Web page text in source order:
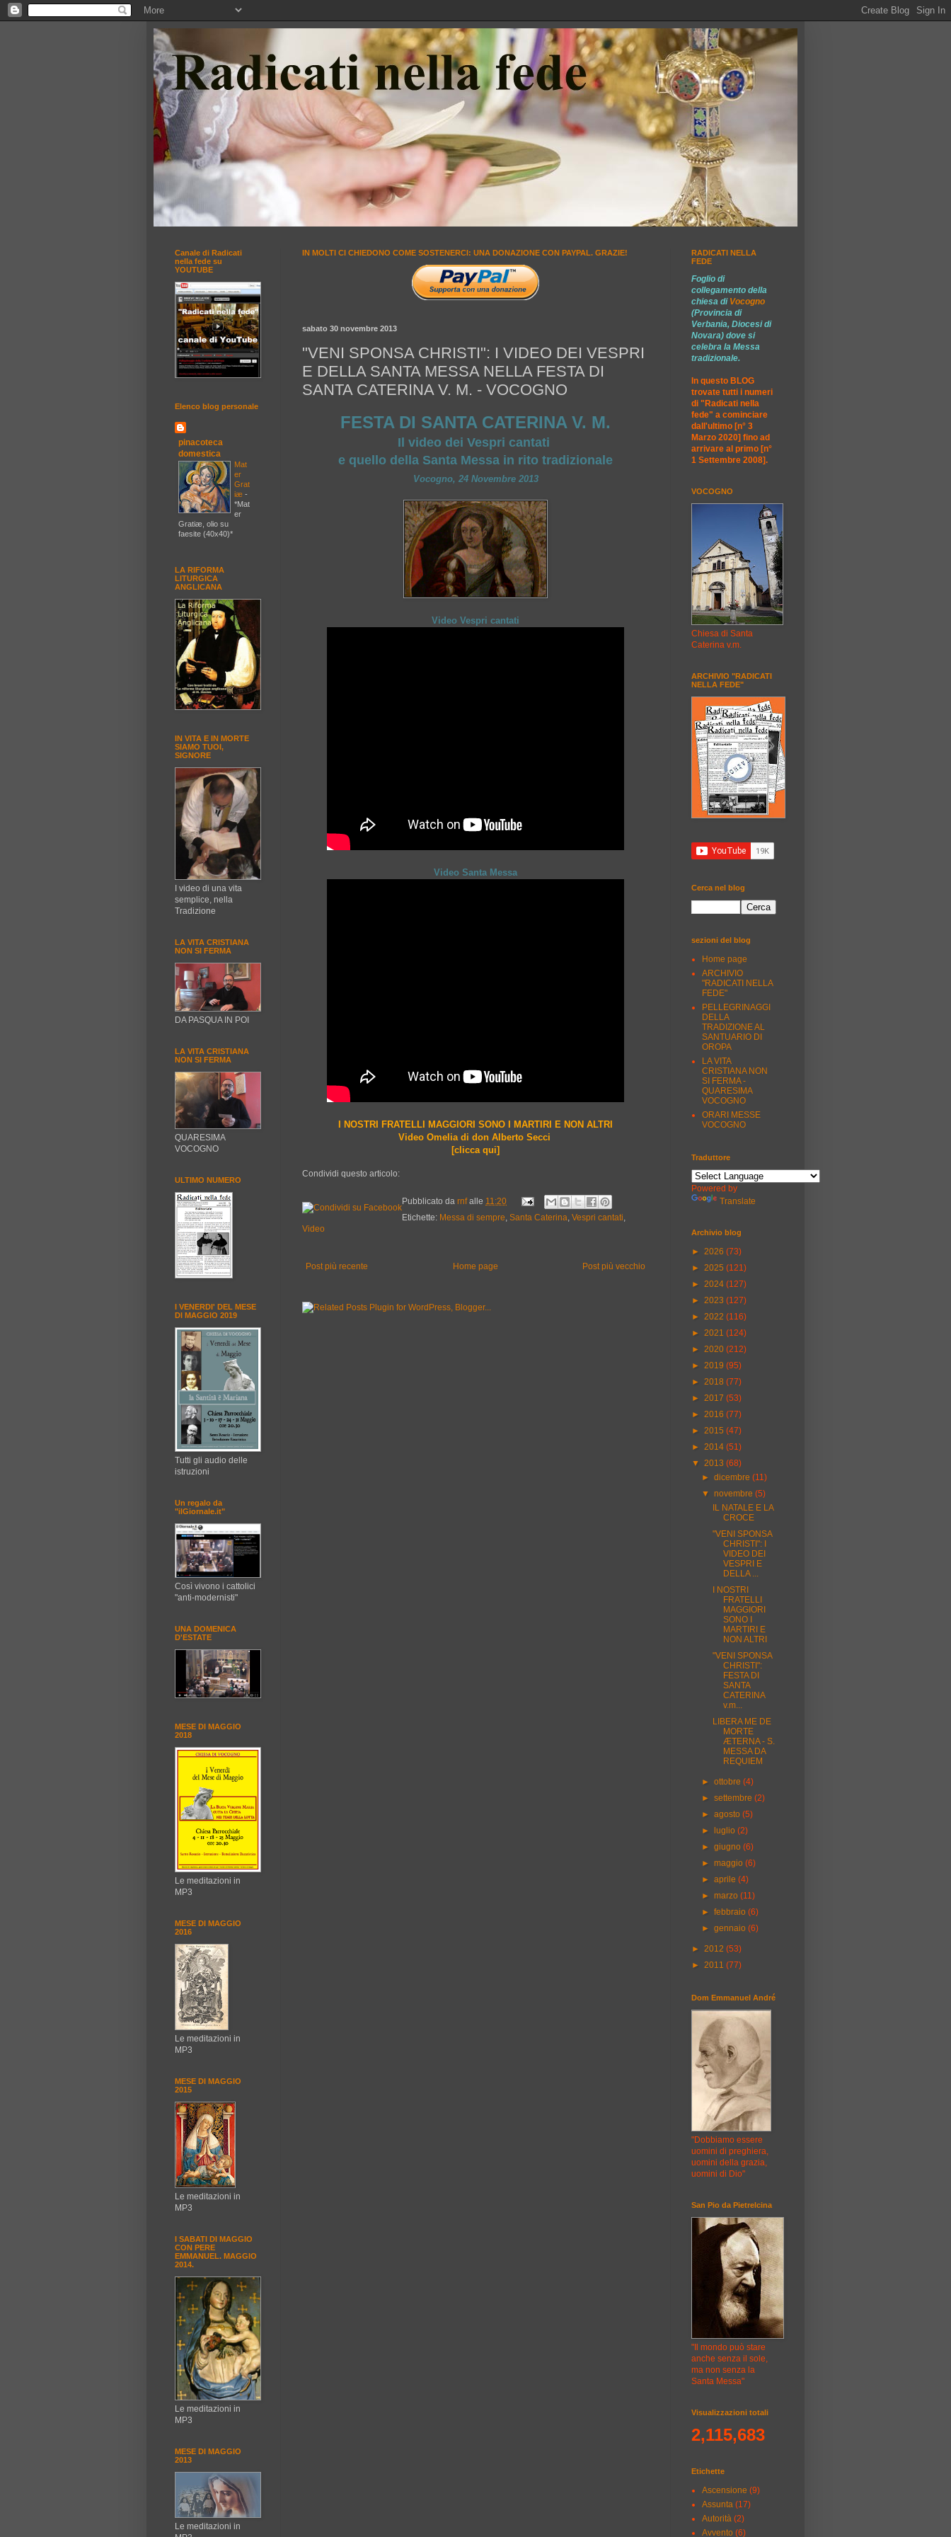
IN MOLTI CI CHIEDONO COME SOSTENERCI: UNA DONAZIONE CON PAYPAL. GRAZIE!
sabato 30 novembre 2013
"VENI SPONSA CHRISTI": I VIDEO DEI VESPRI
E DELLA SANTA MESSA NELLA FESTA DI
SANTA CATERINA V. M. - VOCOGNO
FESTA DI SANTA CATERINA V. M.
Il video dei Vespri cantati
e quello della Santa Messa in rito tradizionale
Vocogno, 24 Novembre 2013
Video Vespri cantati
Video Santa Messa
I NOSTRI FRATELLI MAGGIORI SONO I MARTIRI E NON ALTRI
Video Omelia di don Alberto Secci
[clicca qui]
Condividi questo articolo:
Pubblicato da rnfalle 11:20
Etichette: Messa di sempre, Santa Caterina, Vespri cantati,
Video
Post più recente Post più vecchio
Home page
Canale di Radicati
nella fede su
YOUTUBE
Elenco blog personale
pinacoteca
domestica
Mat
er
Grat
iæ -
*Mat
er
Gratiæ, olio su
faesite (40x40)*
LA RIFORMA
LITURGICA
ANGLICANA
IN VITA E IN MORTE
SIAMO TUOI,
SIGNORE
I video di una vita
semplice, nella
Tradizione
LA VITA CRISTIANA
NON SI FERMA
DA PASQUA IN POI
LA VITA CRISTIANA
NON SI FERMA
QUARESIMA
VOCOGNO
ULTIMO NUMERO
I VENERDI' DEL MESE
DI MAGGIO 2019
Tutti gli audio delle
istruzioni
Un regalo da
"ilGiornale.it"
Così vivono i cattolici
"anti-modernisti"
UNA DOMENICA
D'ESTATE
MESE DI MAGGIO
2018
Le meditazioni in
MP3
MESE DI MAGGIO
2016
Le meditazioni in
MP3
MESE DI MAGGIO
2015
Le meditazioni in
MP3
I SABATI DI MAGGIO
CON PERE
EMMANUEL. MAGGIO
2014.
Le meditazioni in
MP3
MESE DI MAGGIO
2013
Le meditazioni in
RADICATI NELLA
FEDE
Foglio di
collegamento della
chiesa di Vocogno
(Provincia di
Verbania, Diocesi di
Novara) dove si
celebra la Messa
tradizionale.
In questo BLOG
trovate tutti i numeri
di "Radicati nella
fede" a cominciare
dall'ultimo [n° 3
Marzo 2020] fino ad
arrivare al primo [n°
1 Settembre 2008].
VOCOGNO
Chiesa di Santa
Caterina v.m.
ARCHIVIO "RADICATI
NELLA FEDE"
Cerca nel blog
sezioni del blog
Home page
ARCHIVIO
"RADICATI NELLA
FEDE"
PELLEGRINAGGI
DELLA
TRADIZIONE AL
SANTUARIO DI
OROPA
LA VITA
CRISTIANA NON
SI FERMA -
QUARESIMA
VOCOGNO
ORARI MESSE
VOCOGNO
Traduttore
Powered by
Translate
Archivio blog
► 2026 (73)
► 2025 (121)
► 2024 (127)
► 2023 (127)
► 2022 (116)
► 2021 (124)
► 2020 (212)
► 2019 (95)
► 2018 (77)
► 2017 (53)
► 2016 (77)
► 2015 (47)
► 2014 (51)
▼ 2013 (68)
►dicembre(11)
▼novembre(5)
IL NATALE E LA
CROCE
"VENI SPONSA
CHRISTI": I
VIDEO DEI
VESPRI E
DELLA ...
I NOSTRI
FRATELLI
MAGGIORI
SONO I
MARTIRI E
NON ALTRI
"VENI SPONSA
CHRISTI":
FESTA DI
SANTA
CATERINA
v.m...
LIBERA ME DE
MORTE
ÆTERNA - S.
MESSA DA
REQUIEM
►ottobre(4)
►settembre(2)
►agosto(5)
►
luglio(2)
►giugno(6)
►maggio(6)
►aprile(4)
►marzo(11)
►febbraio(6)
►gennaio(6)
► 2012 (53)
► 2011 (77)
Dom Emmanuel André
"Dobbiamo essere
uomini di preghiera,
uomini della grazia,
uomini di Dio"
San Pio da Pietrelcina
"Il mondo può stare
anche senza il sole,
ma non senza la
Santa Messa"
Visualizzazioni totali
2,115,683
Etichette
Ascensione (9)
Assunta (17)
Autorità (2)
Avvento (6)